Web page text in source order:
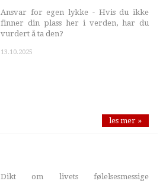
Ansvar for egen lykke - Hvis du ikke
finner din plass her i verden, har du
vurdert å ta den?
13.10.2025
les mer »
Dikt om livets følelsesmessige